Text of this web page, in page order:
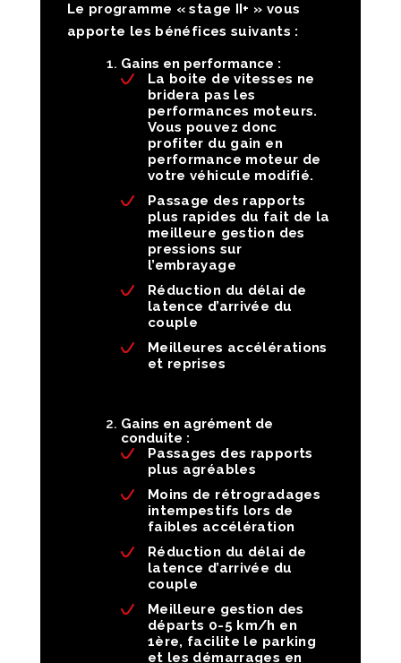
Le programme « stage II+ » vous
apporte les bénéfices suivants :
Gains en performance :
La boite de vitesses ne
bridera pas les
performances moteurs.
Vous pouvez donc
profiter du gain en
performance moteur de
votre véhicule modifié.
Passage des rapports
plus rapides du fait de la
meilleure gestion des
pressions sur
l’embrayage
Réduction du délai de
latence d’arrivée du
couple
Meilleures accélérations
et reprises
Gains en agrément de
conduite :
Passages des rapports
plus agréables
Moins de rétrogradages
intempestifs lors de
faibles accélération
Réduction du délai de
latence d’arrivée du
couple
Meilleure gestion des
départs 0-5 km/h en
1ère, facilite le parking
et les démarrages en